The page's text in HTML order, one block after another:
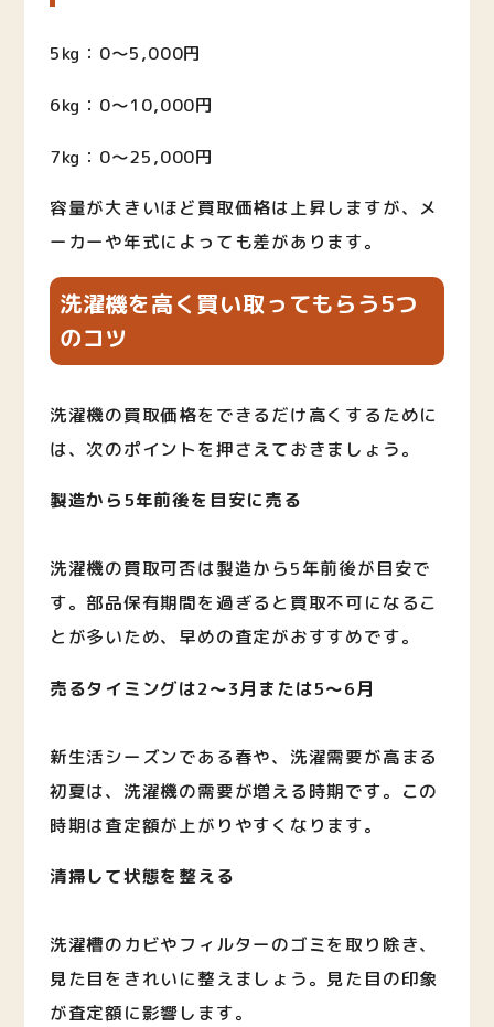
5kg：0〜5,000円
6kg：0〜10,000円
7kg：0〜25,000円
容量が大きいほど買取価格は上昇しますが、メ
ーカーや年式によっても差があります。
洗濯機を高く買い取ってもらう5つ
のコツ
洗濯機の買取価格をできるだけ高くするために
は、次のポイントを押さえておきましょう。
製造から5年前後を目安に売る
洗濯機の買取可否は製造から5年前後が目安で
す。部品保有期間を過ぎると買取不可になるこ
とが多いため、早めの査定がおすすめです。
売るタイミングは2〜3月または5〜6月
新生活シーズンである春や、洗濯需要が高まる
初夏は、洗濯機の需要が増える時期です。この
時期は査定額が上がりやすくなります。
清掃して状態を整える
洗濯槽のカビやフィルターのゴミを取り除き、
見た目をきれいに整えましょう。見た目の印象
が査定額に影響します。